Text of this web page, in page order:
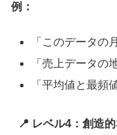
例：
「このデータの
「売上データの
「平均値と最頻
📍 レベル4：創造